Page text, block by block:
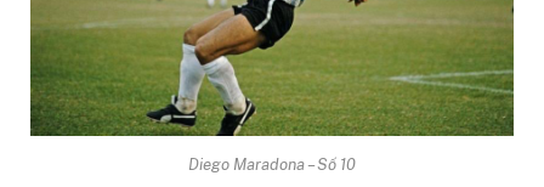
Diego Maradona – Số 10